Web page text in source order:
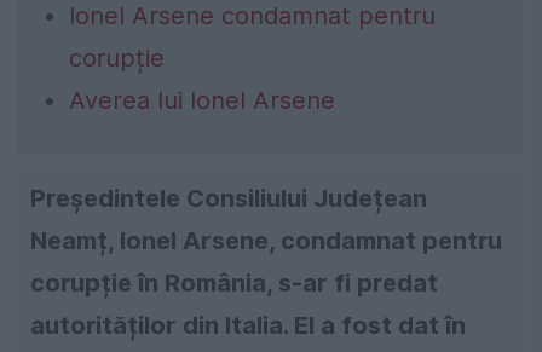
Ionel Arsene condamnat pentru
corupție
Averea lui Ionel Arsene
Președintele Consiliului Județean
Neamț, Ionel Arsene, condamnat pentru
corupție în România, s-ar fi predat
autorităților din Italia. El a fost dat în